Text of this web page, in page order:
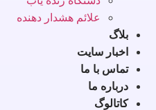
علائم هشدار دهنده
بلاگ
اخبار سایت
تماس با ما
درباره ما
کاتالوگ